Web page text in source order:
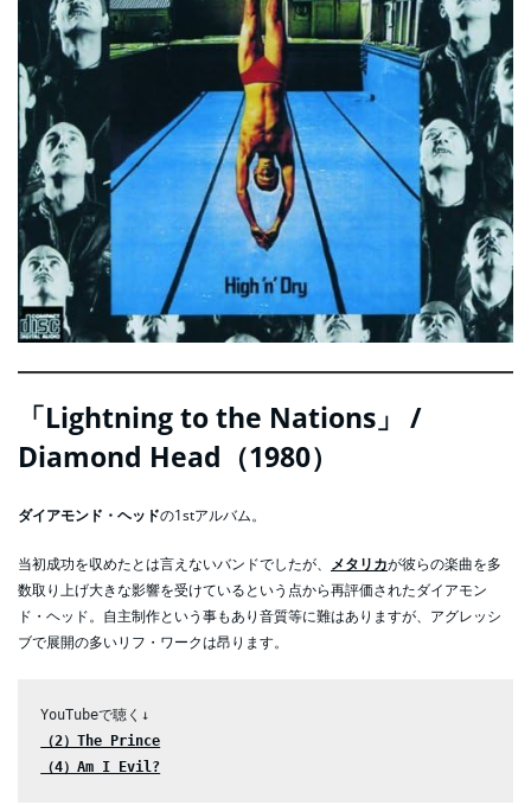
「Lightning to the Nations」 /
Diamond Head（1980）
ダイアモンド・ヘッドの1stアルバム。
当初成功を収めたとは言えないバンドでしたが、 メタリカが彼らの楽曲を多
数取り上げ大きな影響を受けているという点から再評価されたダイアモン
ド・ヘッド。自主制作という事もあり音質等に難はありますが、アグレッシ
ブで展開の多いリフ・ワークは昂ります。
（4）Am I Evil?